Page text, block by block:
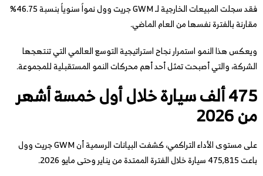
فقد سجلت المبيعات الخارجية لـ GWM جريت وول نمواً سنوياً بنسبة 46.75%
مقارنة بالفترة نفسها من العام الماضي.
ويعكس هذا النمو استمرار نجاح استراتيجية التوسع العالمي التي تنتهجها
الشركة، والتي أصبحت تمثل أحد أهم محركات النمو المستقبلية للمجموعة.
475 ألف سيارة خلال أول خمسة أشهر
من 2026
على مستوى الأداء التراكمي، كشفت البيانات الرسمية أن GWM جريت وول
باعت 475,815 سيارة خلال الفترة الممتدة من يناير وحتى مايو 2026.